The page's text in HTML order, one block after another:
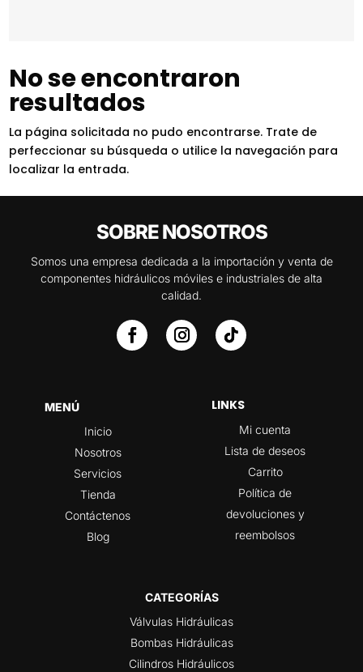
No se encontraron
resultados
La página solicitada no pudo encontrarse. Trate de
perfeccionar su búsqueda o utilice la navegación para
localizar la entrada.
SOBRE NOSOTROS
Somos una empresa dedicada a la importación y venta de
componentes hidráulicos móviles e industriales de alta
calidad.
MENÚ
Inicio
Nosotros
Servicios
Tienda
Contáctenos
Blog
LINKS
Mi cuenta
Lista de deseos
Carrito
Política de
devoluciones y
reembolsos
CATEGORÍAS
Válvulas Hidráulicas
Bombas Hidráulicas
Cilindros Hidráulicos